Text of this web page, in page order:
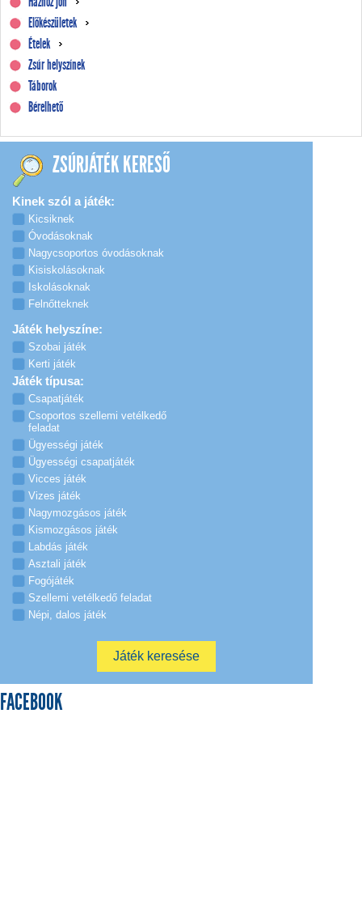
Előkészületek
Ételek
Zsúr helyszínek
Táborok
Bérelhető
ZSÚRJÁTÉK KERESŐ
Kinek szól a játék:
Kicsiknek
Óvodásoknak
Nagycsoportos óvodásoknak
Kisiskolásoknak
Iskolásoknak
Felnőtteknek
Játék helyszíne:
Szobai játék
Kerti játék
Játék típusa:
Csapatjáték
Csoportos szellemi vetélkedő
feladat
Ügyességi játék
Ügyességi csapatjáték
Vicces játék
Vizes játék
Nagymozgásos játék
Kismozgásos játék
Labdás játék
Asztali játék
Fogójáték
Szellemi vetélkedő feladat
Népi, dalos játék
FACEBOOK